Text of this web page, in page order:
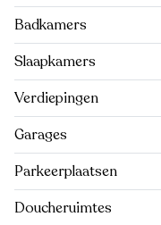
Badkamers
Slaapkamers
Verdiepingen
Garages
Parkeerplaatsen
Doucheruimtes